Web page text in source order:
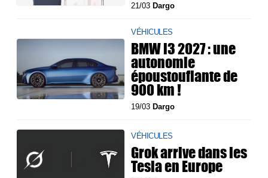
21/03Dargo
VÉHICULES
BMW i3 2027 : une
autonomie
époustouflante de
900 km !
19/03Dargo
VÉHICULES
Grok arrive dans les
Tesla en Europe